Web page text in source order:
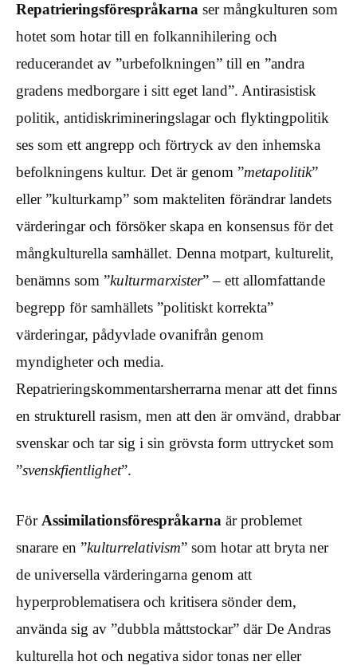
Repatrieringsförespråkarna ser mångkulturen som
hotet som hotar till en folkannihilering och
reducerandet av ”urbefolkningen” till en ”andra
gradens medborgare i sitt eget land”. Antirasistisk
politik, antidiskrimineringslagar och flyktingpolitik
ses som ett angrepp och förtryck av den inhemska
befolkningens kultur. Det är genom ”metapolitik”
eller ”kulturkamp” som makteliten förändrar landets
värderingar och försöker skapa en konsensus för det
mångkulturella samhället. Denna motpart, kulturelit,
benämns som ”kulturmarxister” – ett allomfattande
begrepp för samhällets ”politiskt korrekta”
värderingar, pådyvlade ovanifrån genom
myndigheter och media.
Repatrieringskommentarsherrarna menar att det finns
en strukturell rasism, men att den är omvänd, drabbar
svenskar och tar sig i sin grövsta form uttrycket som
”svenskfientlighet”.
För Assimilationsförespråkarna är problemet
snarare en ”kulturrelativism” som hotar att bryta ner
de universella värderingarna genom att
hyperproblematisera och kritisera sönder dem,
använda sig av ”dubbla måttstockar” där De Andras
kulturella hot och negativa sidor tonas ner eller